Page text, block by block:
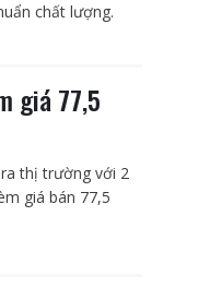
chất lượng.
giá 77,5
thị trường với 2
giá bán 77,5